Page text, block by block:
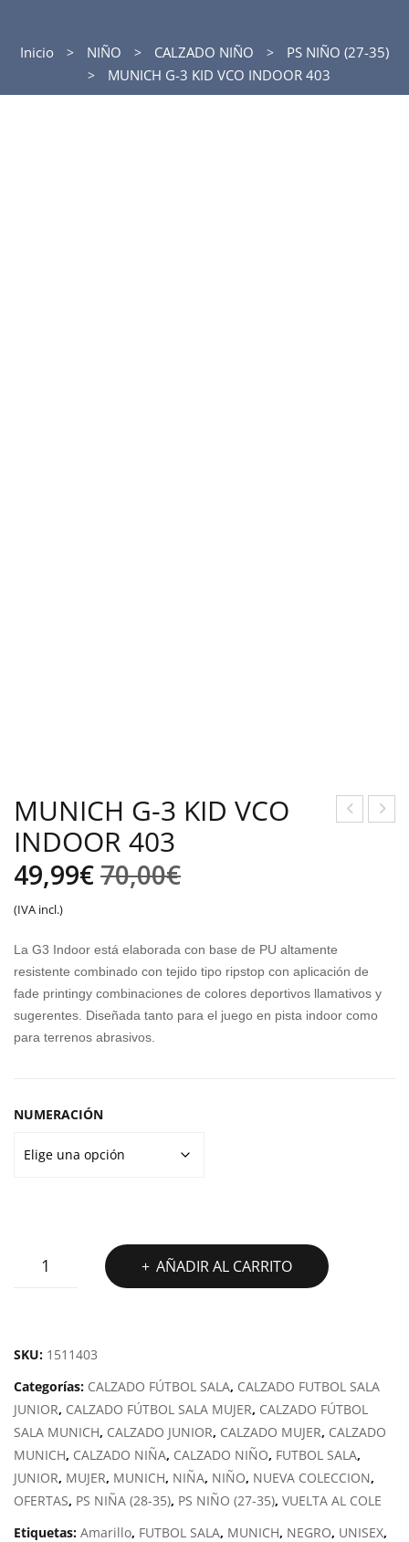
Inicio NIÑO CALZADO NIÑO
PS NIÑO (27-35)
MUNICH G-3 KID VCO INDOOR 403
BIT
A
LAL
PR
O
MUNICH G-3 KID VCO
INDOOR 403
70,00€El
original
era:
70,00€.
49,99€
El
actual
es:
49,99€.
(IVA incl.)
La G3 Indoor está elaborada con base de PU altamente
resistente combinado con tejido tipo ripstop con aplicación de
fade printingy combinaciones de colores deportivos llamativos y
sugerentes. Diseñada tanto para el juego en pista indoor como
para terrenos abrasivos.
NUMERACIÓN
MUNICH
VCO
403
cantidad
AÑADIR AL CARRITO
SKU: 1511403
Categorías: CALZADO FÚTBOL SALA, CALZADO FUTBOL SALA
JUNIOR, CALZADO FÚTBOL SALA MUJER, CALZADO FÚTBOL
SALA MUNICH, CALZADO JUNIOR, CALZADO MUJER, CALZADO
MUNICH, CALZADO NIÑA, CALZADO NIÑO, FUTBOL SALA,
JUNIOR, MUJER, MUNICH, NIÑA, NIÑO, NUEVA COLECCION,
OFERTAS, PS NIÑA (28-35), PS NIÑO (27-35), VUELTA AL COLE
Etiquetas: Amarillo, FUTBOL SALA, MUNICH, NEGRO, UNISEX,